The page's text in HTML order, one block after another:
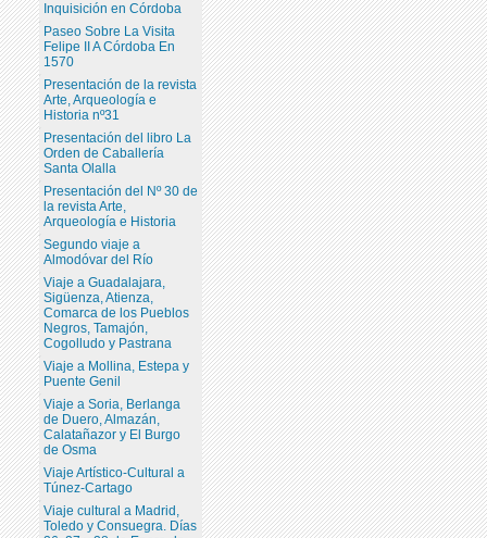
Inquisición en Córdoba
Paseo Sobre La Visita
Felipe II A Córdoba En
1570
Presentación de la revista
Arte, Arqueología e
Historia nº31
Presentación del libro La
Orden de Caballería
Santa Olalla
Presentación del Nº 30 de
la revista Arte,
Arqueología e Historia
Segundo viaje a
Almodóvar del Río
Viaje a Guadalajara,
Sigüenza, Atienza,
Comarca de los Pueblos
Negros, Tamajón,
Cogolludo y Pastrana
Viaje a Mollina, Estepa y
Puente Genil
Viaje a Soria, Berlanga
de Duero, Almazán,
Calatañazor y El Burgo
de Osma
Viaje Artístico-Cultural a
Túnez-Cartago
Viaje cultural a Madrid,
Toledo y Consuegra. Días